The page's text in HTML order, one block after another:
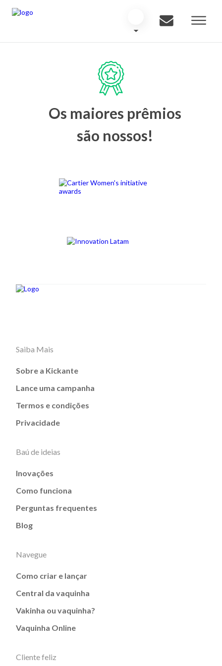
Os maiores prêmios
são nossos!
Saiba Mais
Sobre a Kickante
Lance uma campanha
Termos e condições
Privacidade
Baú de ideias
Inovações
Como funciona
Perguntas frequentes
Blog
Navegue
Como criar e lançar
Central da vaquinha
Vakinha ou vaquinha?
Vaquinha Online
Cliente feliz